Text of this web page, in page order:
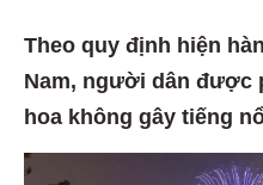
Theo quy định hiện
Nam, người dân được
hoa không gây tiếng